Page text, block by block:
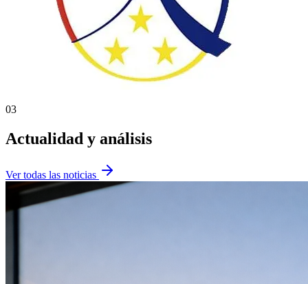
03
Actualidad y análisis
Ver todas las noticias